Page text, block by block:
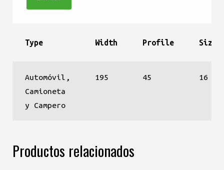
Type Width Profile Size
Automóvil,
Camioneta
y Campero
195 45 16
Productos relacionados